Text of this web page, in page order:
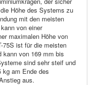
Höhe des Systems zu
mit den meisten
von einer
maximalen Höhe von
75S ist für die meisten
kann von 169 mm bis
sind sehr steif und
kg am Ende des
aus.